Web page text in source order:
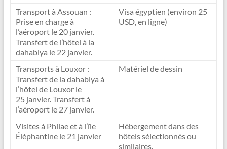
Transport à Assouan :
Prise en charge à
l’aéroport le 20 janvier.
Transfert de l’hôtel à la
dahabiya le 22 janvier.
Visa égyptien (environ 25
USD, en ligne)
Transports à Louxor :
Transfert de la dahabiya à
l’hôtel de Louxor le
25 janvier. Transfert à
l’aéroport le 27 janvier.
Matériel de dessin
Visites à Philae et à l’île
Éléphantine le 21 janvier
Hébergement dans des
hôtels sélectionnés ou
similaires.